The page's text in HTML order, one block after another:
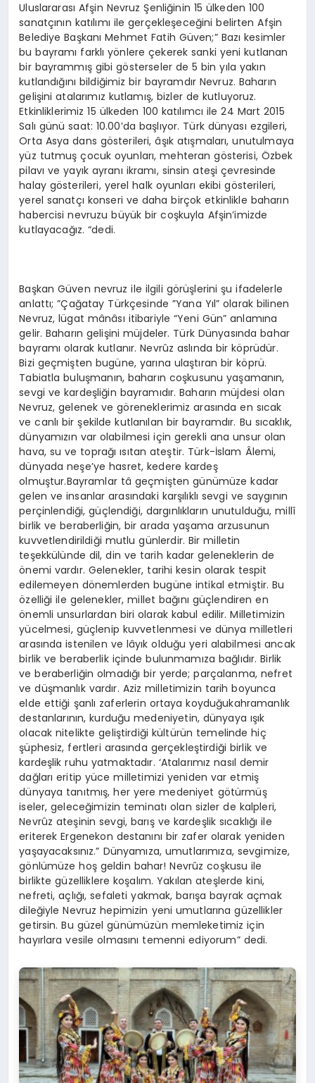
Uluslararası Afşin Nevruz Şenliğinin 15 ülkeden 100
sanatçının katılımı ile gerçekleşeceğini belirten Afşin
Belediye Başkanı Mehmet Fatih Güven;” Bazı kesimler
bu bayramı farklı yönlere çekerek sanki yeni kutlanan
bir bayrammış gibi gösterseler de 5 bin yıla yakın
kutlandığını bildiğimiz bir bayramdır Nevruz. Baharın
gelişini atalarımız kutlamış, bizler de kutluyoruz.
Etkinliklerimiz 15 ülkeden 100 katılımcı ile 24 Mart 2015
Salı günü saat: 10.00’da başlıyor. Türk dünyası ezgileri,
Orta Asya dans gösterileri, âşık atışmaları, unutulmaya
yüz tutmuş çocuk oyunları, mehteran gösterisi, Özbek
pilavı ve yayık ayranı ikramı, sinsin ateşi çevresinde
halay gösterileri, yerel halk oyunları ekibi gösterileri,
yerel sanatçı konseri ve daha birçok etkinlikle baharın
habercisi nevruzu büyük bir coşkuyla Afşin’imizde
kutlayacağız. “dedi.
Başkan Güven nevruz ile ilgili görüşlerini şu ifadelerle
anlattı; ”Çağatay Türkçesinde ”Yana Yıl” olarak bilinen
Nevruz, lügat mânâsı itibariyle “Yeni Gün” anlamına
gelir. Baharın gelişini müjdeler. Türk Dünyasında bahar
bayramı olarak kutlanır. Nevrûz aslında bir köprüdür.
Bizi geçmişten bugüne, yarına ulaştıran bir köprü.
Tabiatla buluşmanın, baharın coşkusunu yaşamanın,
sevgi ve kardeşliğin bayramıdır. Baharın müjdesi olan
Nevruz, gelenek ve göreneklerimiz arasında en sıcak
ve canlı bir şekilde kutlanılan bir bayramdır. Bu sıcaklık,
dünyamızın var olabilmesi için gerekli ana unsur olan
hava, su ve toprağı ısıtan ateştir. Türk-İslam Âlemi,
dünyada neşe’ye hasret, kedere kardeş
olmuştur.Bayramlar tâ geçmişten günümüze kadar
gelen ve insanlar arasındaki karşılıklı sevgi ve saygının
perçinlendiği, güçlendiği, dargınlıkların unutulduğu, millî
birlik ve beraberliğin, bir arada yaşama arzusunun
kuvvetlendirildiği mutlu günlerdir. Bir milletin
teşekkülünde dil, din ve tarih kadar geleneklerin de
önemi vardır. Gelenekler, tarihi kesin olarak tespit
edilemeyen dönemlerden bugüne intikal etmiştir. Bu
özelliği ile gelenekler, millet bağını güçlendiren en
önemli unsurlardan biri olarak kabul edilir. Milletimizin
yücelmesi, güçlenip kuvvetlenmesi ve dünya milletleri
arasında istenilen ve lâyık olduğu yeri alabilmesi ancak
birlik ve beraberlik içinde bulunmamıza bağlıdır. Birlik
ve beraberliğin olmadığı bir yerde; parçalanma, nefret
ve düşmanlık vardır. Aziz milletimizin tarih boyunca
elde ettiği şanlı zaferlerin ortaya koyduğukahramanlık
destanlarının, kurduğu medeniyetin, dünyaya ışık
olacak nitelikte geliştirdiği kültürün temelinde hiç
şüphesiz, fertleri arasında gerçekleştirdiği birlik ve
kardeşlik ruhu yatmaktadır. ‘Atalarımız nasıl demir
dağları eritip yüce milletimizi yeniden var etmiş
dünyaya tanıtmış, her yere medeniyet götürmüş
iseler, geleceğimizin teminatı olan sizler de kalpleri,
Nevrûz ateşinin sevgi, barış ve kardeşlik sıcaklığı ile
eriterek Ergenekon destanını bir zafer olarak yeniden
yaşayacaksınız.” Dünyamıza, umutlarımıza, sevgimize,
gönlümüze hoş geldin bahar! Nevrûz coşkusu ile
birlikte güzelliklere koşalım. Yakılan ateşlerde kini,
nefreti, açlığı, sefaleti yakmak, barışa bayrak açmak
dileğiyle Nevruz hepimizin yeni umutlarına güzellikler
getirsin. Bu güzel günümüzün memleketimiz için
hayırlara vesile olmasını temenni ediyorum” dedi.